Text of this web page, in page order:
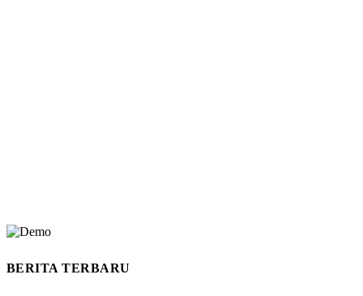
BERITA TERBARU